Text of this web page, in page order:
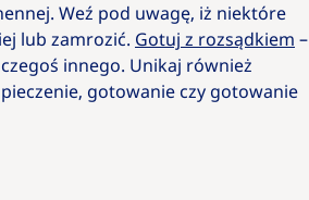
Weź pod uwagę, iż niektóre
lub zamrozić. Gotuj z rozsądkiem –
innego. Unikaj również
gotowanie czy gotowanie